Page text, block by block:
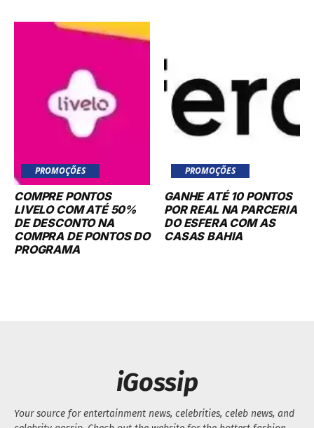
PROMOÇÕES
COMPRE PONTOS
LIVELO COM ATÉ 50%
DE DESCONTO NA
COMPRA DE PONTOS DO
PROGRAMA
PROMOÇÕES
GANHE ATÉ 10 PONTOS
POR REAL NA PARCERIA
DO ESFERA COM AS
CASAS BAHIA
iGossip
Your source for entertainment news, celebrities, celeb news, and